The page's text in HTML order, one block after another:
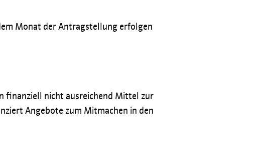
Monat der Antragstellung erfolgen
finanziell nicht ausreichend Mittel zur
Angebote zum Mitmachen in den